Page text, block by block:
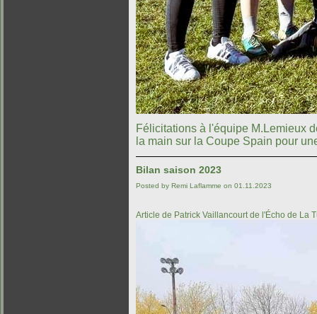
Félicitations à l'équipe M.Lemieux